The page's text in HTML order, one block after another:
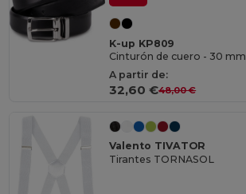
K-up KP809
Cinturón de cuero - 30 mm
A partir de:
32,60 €48,00 €
Valento TIVATOR
Tirantes TORNASOL